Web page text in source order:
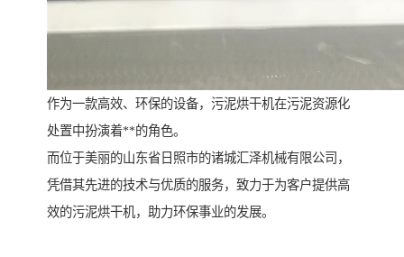
作为一款高效、环保的设备，污泥烘干机在污泥资源化
处置中扮演着**的角色。
而位于美丽的山东省日照市的诸城汇泽机械有限公司，
凭借其先进的技术与优质的服务，致力于为客户提供高
效的污泥烘干机，助力环保事业的发展。